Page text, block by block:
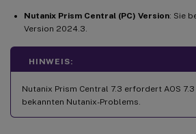
Nutanix Prism Central (PC) Version: Sie
Version 2024.3.
HINWEIS:
Nutanix Prism Central 7.3 erfordert AOS
bekannten Nutanix-Problems.